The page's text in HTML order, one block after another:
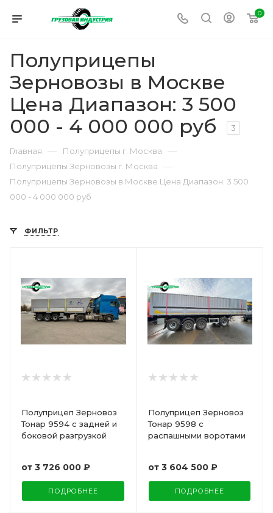
0
Полуприцепы
Зерновозы в Москве
Цена Диапазон: 3 500
000 - 4 000 000 руб
3
Главная — Полуприцепы г. Москва —
Полуприцепы Зерновозы г. Москва —
Полуприцепы Зерновозы в Москве Цена Диапазон: 3 500
000 - 4 000 000 руб
ФИЛЬТР
Полуприцеп Зерновоз
Тонар 9594 с задней и
боковой разгрузкой
от 3 726 000 ₽
ПОДРОБНЕЕ
Полуприцеп Зерновоз
Тонар 9598 с
распашными воротами
от 3 604 500 ₽
ПОДРОБНЕЕ